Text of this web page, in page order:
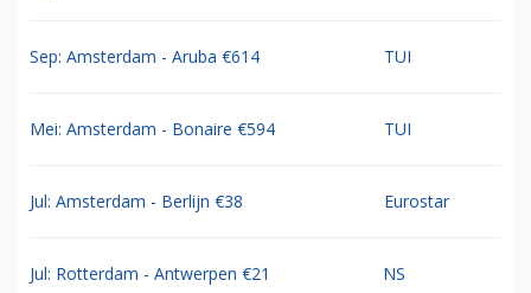
Sep: Amsterdam - Aruba €614 TUI
Mei: Amsterdam - Bonaire €594 TUI
Jul: Amsterdam - Berlijn €38 Eurostar
Jul: Rotterdam - Antwerpen €21 NS